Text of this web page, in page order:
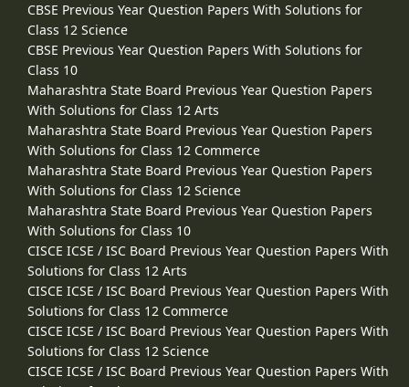
CBSE Previous Year Question Papers With Solutions for
Class 12 Science
CBSE Previous Year Question Papers With Solutions for
Class 10
Maharashtra State Board Previous Year Question Papers
With Solutions for Class 12 Arts
Maharashtra State Board Previous Year Question Papers
With Solutions for Class 12 Commerce
Maharashtra State Board Previous Year Question Papers
With Solutions for Class 12 Science
Maharashtra State Board Previous Year Question Papers
With Solutions for Class 10
CISCE ICSE / ISC Board Previous Year Question Papers With
Solutions for Class 12 Arts
CISCE ICSE / ISC Board Previous Year Question Papers With
Solutions for Class 12 Commerce
CISCE ICSE / ISC Board Previous Year Question Papers With
Solutions for Class 12 Science
CISCE ICSE / ISC Board Previous Year Question Papers With